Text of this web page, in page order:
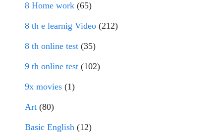
8 Home work (65)
8 th e learnig Video (212)
8 th online test (35)
9 th online test (102)
9x movies (1)
Art (80)
Basic English (12)